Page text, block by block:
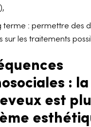
terme : permettre des
sur les traitements
:
est